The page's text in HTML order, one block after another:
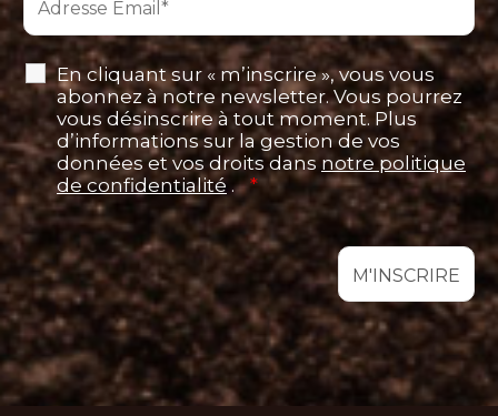
En cliquant sur « m’inscrire », vous vous
abonnez à notre newsletter. Vous pourrez
vous désinscrire à tout moment. Plus
d’informations sur la gestion de vos
données et vos droits dansnotre politique
de confidentialité . *